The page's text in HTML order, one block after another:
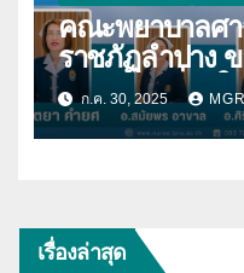
คณะพยาบาลศ
ราชภัฏลำปาง
บุคลากร เนื่อง
พิมพ์ผลงานวิจัย
ก.ค. 30, 2025
เรื่องล่าสุด